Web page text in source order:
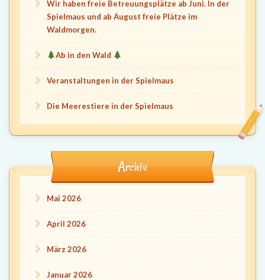
Wir haben freie Betreuungsplätze ab Juni. In der
Spielmaus und ab August freie Plätze im
Waldmorgen.
Ab in den Wald
Veranstaltungen in der Spielmaus
Die Meerestiere in der Spielmaus
Archiv
Mai 2026
April 2026
März 2026
Januar 2026